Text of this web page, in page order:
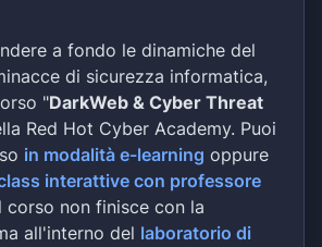
a fondo le dinamiche del
di sicurezza informatica,
"DarkWeb & Cyber Threat
Red Hot Cyber Academy. Puoi
in modalità e-learning oppure
interattive con professore
corso non finisce con la
all'interno del laboratorio di